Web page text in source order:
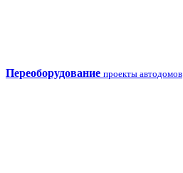
Переоборудование проекты автодомов